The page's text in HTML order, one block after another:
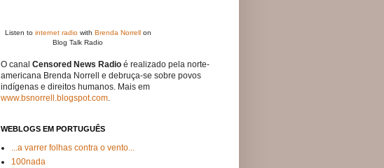
Listen to internet radiowith Brenda Norrellon
Blog Talk Radio
O canal Censored News Radio é realizado pela norte-
americana Brenda Norrell e debruça-se sobre povos
indígenas e direitos humanos. Mais em
www.bsnorrell.blogspot.com.
WEBLOGS EM PORTUGUÊS
...a varrer folhas contra o vento...
100nada